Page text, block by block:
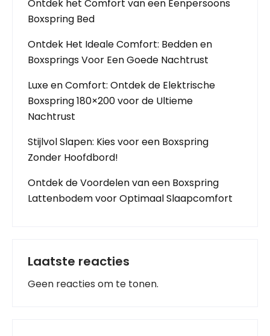
Ontdek het Comfort van een Eenpersoons
Boxspring Bed
Ontdek Het Ideale Comfort: Bedden en
Boxsprings Voor Een Goede Nachtrust
Luxe en Comfort: Ontdek de Elektrische
Boxspring 180×200 voor de Ultieme
Nachtrust
Stijlvol Slapen: Kies voor een Boxspring
Zonder Hoofdbord!
Ontdek de Voordelen van een Boxspring
Lattenbodem voor Optimaal Slaapcomfort
Laatste reacties
Geen reacties om te tonen.